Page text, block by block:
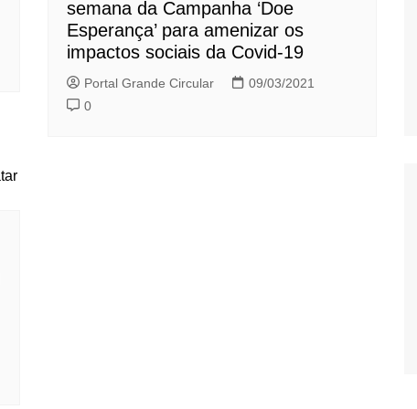
semana da Campanha ‘Doe
Esperança’ para amenizar os
impactos sociais da Covid-19
Portal Grande Circular
09/03/2021
0